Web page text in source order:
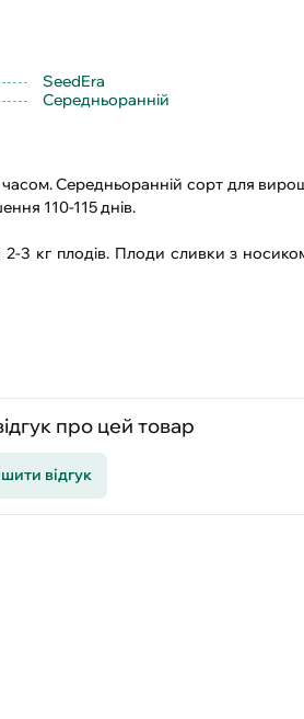
SeedEra
Середньоранній
Середньоранній сорт для
110-115 днів.
3 кг плодів. Плоди сливки з
про цей товар
відгук